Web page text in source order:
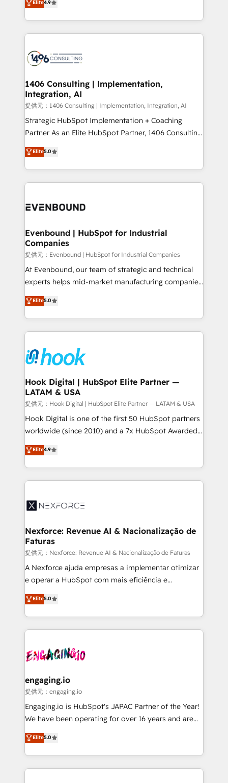
represent key aspects of the project's success.
creating digital environments capable of integrating
people, processes and data. We offer the best
digital solutions on the market, ranging from CRM
marketing automation to online and offline sales
allowing companies to optimize processes and meet
the needs of the customer. We are part of Impresoft
Group, a group of specialized and complementary
companies that divide their offer into 4
Competence Centers: Smart Manufacturing,
The synergies generated by these integrations,
together with the combination of talents, skills,
to accompany companies on their digital
Elite4.9
1406 Consulting | Implementation,
Integration, AI
提供元：1406 Consulting | Implementation, Integration, AI
Strategic HubSpot Implementation + Coaching
Partner As an Elite HubSpot Partner, 1406 Consulting
helps mid-market revenue teams transform how
they sell, market, and serve. We don't just build your
HubSpot—we teach your team to own it, then stay
to help you keep winning. What We Do ⚙️ CRM
Data & Content 📈 Sales & Marketing Alignment +
Agent Creation 🔄 Custom Integrations & Data
Migration Why 1406 We become part of your team.
Your team learns while we build. We fix what others
broke. Built for mid-market reality—practical
solutions that work with your actual headcount and
HubSpot partners 🔄 Top 5% globally in client
retention 📅 8+ years of consistent results since 2017
move beyond spreadsheets into unified systems
that drive real business results.
Elite5.0
Evenbound | HubSpot for Industrial
Companies
提供元：Evenbound | HubSpot for Industrial Companies
At Evenbound, our team of strategic and technical
experts helps mid-market manufacturing companies
achieve real growth. We specialize in delivering
tailored solutions that drive results by leveraging
HubSpot’s platform and data to fuel success.
Technical Solutions: - HubSpot Technical Consulting -
Onboarding - Data Migration & Integrations -
Technical Audit & Optimization Strategic Solutions: -
Revenue Operations - Inbound Marketing -
Outbound Marketing - HubSpot CMS Website
Design & Development We empower our clients to
reach their full potential by providing transparent,
relationship-driven support. With over 300 HubSpot
technical know-how and strategic guidance you
need to succeed.
Elite5.0
Hook Digital | HubSpot Elite Partner —
LATAM & USA
提供元：Hook Digital | HubSpot Elite Partner — LATAM & USA
Hook Digital is one of the first 50 HubSpot partners
worldwide (since 2010) and a 7x HubSpot Awarded
Elite Partner. With 500+ projects across the U.S.,
Brazil, and LATAM, we combine global expertise with
regional experience. Today, we are Brazil’s largest
HubSpot Elite Partner—trusted by companies across
Implementation & Migration Onboarding across all
Station, Freshdesk, Intercom, and more. Custom
objects, automations, and integrations built for
growth. 🚀 AI-Driven GTM Orchestration Unify
HubSpot with LinkedIn, WhatsApp, email, paid
media, and AI voice to drive pipeline. 🤖 AI Custom
prospecting, follow-ups, service triage, and
knowledge retrieval—built in HubSpot. ⚡ Fast-Track
advanced optimization & adoption 📍 São Paulo, BR
• Des Moines, IA • New York, NY
Elite4.9
Nexforce: Revenue AI & Nacionalização de
Faturas
提供元：Nexforce: Revenue AI & Nacionalização de Faturas
A Nexforce ajuda empresas a implementar otimizar
e operar a HubSpot com mais eficiência e
previsibilidade de receita. Combinamos Revenue
Operations (RevOps) e Inteligência Artificial para
estruturar processos integrar sistemas organizar
dados e automatizar operações. O objetivo é
operacional de receita conectando equipes
Também somos distribuidores oficiais da HubSpot
e de mais de 150 softwares globais permitindo
contratar e pagar a HubSpot em reais com nota
fiscal no Brasil e gerar economia de até 50% na
Oferecemos ainda agentes de IA especializados em
HubSpot que automatizam tarefas executam rotinas
Elite5.0
engaging.io
提供元：engaging.io
Engaging.io is HubSpot's JAPAC Partner of the Year!
We have been operating for over 16 years and are
one of HubSpot's most experienced and technically
capable Agency Partners globally. We specialise in
complex CRM migrations, implementations,
integrations, custom CMS portal development,
Elite5.0